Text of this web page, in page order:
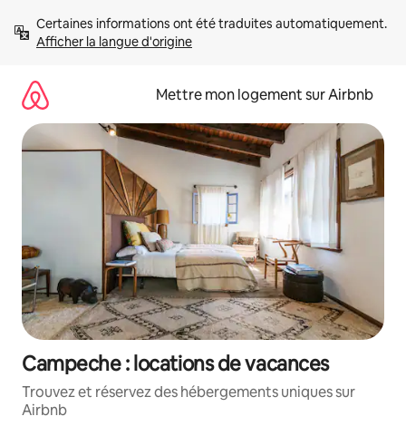
directement
Afficher la langue d'origine
Mettre mon logement sur Airbnb
Campeche : locations de vacances
Trouvez et réservez des hébergements uniques sur
Airbnb